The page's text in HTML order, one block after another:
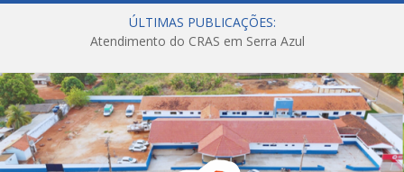
ÚLTIMAS PUBLICAÇÕES:
Atendimento do CRAS em Serra Azul